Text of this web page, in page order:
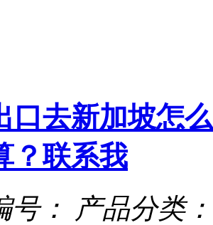
口去新加坡怎
？联系我
号：
产品分类